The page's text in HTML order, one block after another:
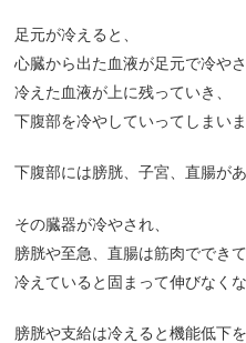
足元が冷えると、
心臓から出た血液が足元で冷やさ
冷えた血液が上に残っていき、
下腹部を冷やしていってしまいま
下腹部には膀胱、子宮、直腸があ
その臓器が冷やされ、
膀胱や至急、直腸は筋肉でできて
冷えていると固まって伸びなく
膀胱や支給は冷えると機能低下